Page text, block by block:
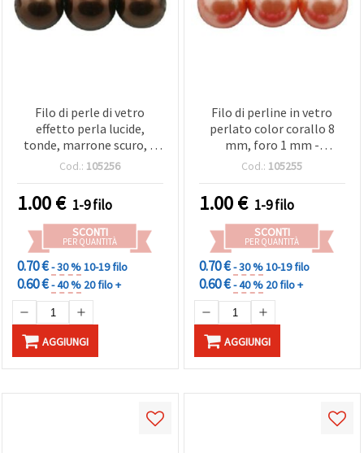
Filo di perle di vetro
effetto perla lucide,
tonde, marrone scuro, 8
mm, foro 1 mm, ca. 80 cm
Cod.: 105256
1.00€ 1-9 filo
SCONTI
PER QUANTITÀ
0.70 €- 30 %10-19 filo
0.60 €- 40 % 20 filo +
AGGIUNGI
Filo di perline in vetro
perlato color corallo 8
mm, foro 1 mm -
perfetto, accessori e fai?
Cod.: 105255
1.00€ 1-9 filo
SCONTI
PER QUANTITÀ
0.70 €- 30 %10-19 filo
0.60 €- 40 % 20 filo +
AGGIUNGI